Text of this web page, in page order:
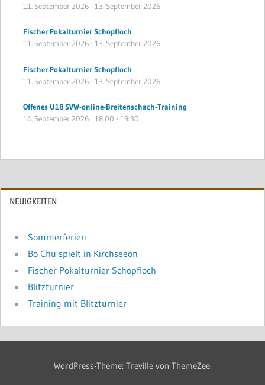
11. September 2026- 13. September 2026
Fischer Pokalturnier Schopfloch
11. September 2026- 13. September 2026
Fischer Pokalturnier Schopfloch
11. September 2026- 13. September 2026
Offenes U18 SVW-online-Breitenschach-Training
14. September 2026 18:00 - 19:30
NEUIGKEITEN
Sommerferien
Bo Chu spielt in Kirchseeon
Fischer Pokalturnier Schopfloch
Blitzturnier
Training mit Blitzturnier
WordPress-Theme: Treville von ThemeZee.